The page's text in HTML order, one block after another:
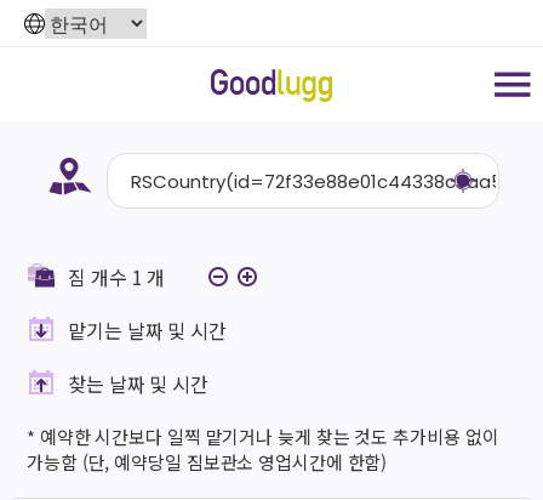
짐 개수 1 개
맡기는 날짜 및 시간
찾는 날짜 및 시간
* 예약한 시간보다 일찍 맡기거나 늦게 찾는 것도 추가비용 없이
가능함 (단, 예약당일 짐보관소 영업시간에 한함)